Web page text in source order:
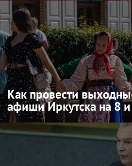
Как провести
афиши Иркутска на 8 и